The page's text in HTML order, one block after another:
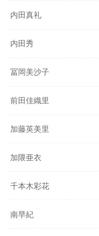
内田真礼
内田秀
冨岡美沙子
前田佳織里
加藤英美里
加隈亜衣
千本木彩花
南早紀